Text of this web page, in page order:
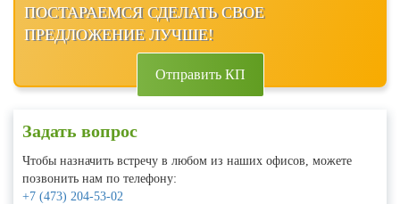
ПОСТАРАЕМСЯ СДЕЛАТЬ СВОЕ
ПРЕДЛОЖЕНИЕ ЛУЧШЕ!
Отправить КП
Задать вопрос
Чтобы назначить встречу в любом из наших офисов, можете
позвонить нам по телефону:
+7 (473) 204-53-02